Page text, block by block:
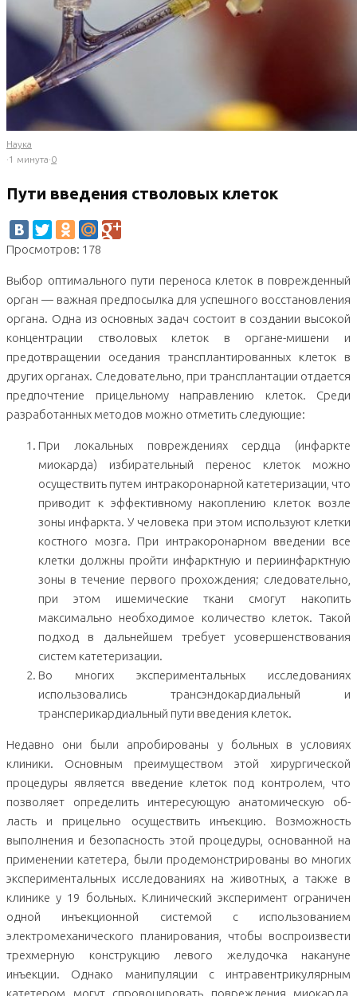
Наука
·1 минута·0
Пути введения стволовых клеток
Просмотров: 178
Выбор оптимального пути переноса клеток в поврежденный
орган — важная предпосылка для успешного восстановления
органа. Одна из основных задач состоит в создании высокой
концентрации стволовых клеток в органе-ми­шени и
предотвращении оседания трансплантированных клеток в
других органах. Следовательно, при трансплантации отдается
предпочтение прицельному на­правлению клеток. Среди
разработанных методов можно отметить следующие:
При локальных повреждениях сердца (инфаркте
миокарда) избирательный перенос клеток можно
осуществить путем интракоронарной катетеризации, что
приводит к эффективному накоплению клеток возле
зоны инфаркта. У человека при этом используют клетки
костного мозга. При интракоронарном введе­нии все
клетки должны пройти инфарктную и периинфарктную
зоны в течение первого прохождения; следовательно,
при этом ишемические ткани смогут нако­пить
максимально необходимое количество клеток. Такой
подход в дальнейшем требует усовершенствования
систем катетеризации.
Во многих экспериментальных исследованиях
использовались трансэндокардиальный и
трансперикардиальный пути введения клеток.
Недавно они были апробированы у больных в условиях
клиники. Ос­новным преимуществом этой хирургической
процедуры является введение кле­ток под контролем, что
позволяет определить интересующую анатомическую об­
ласть и прицельно осуществить инъекцию. Возможность
выполнения и безопас­ность этой процедуры, основанной на
применении катетера, были продемонстри­рованы во многих
экспериментальных исследованиях на животных, а также в
клинике у 19 больных. Клинический эксперимент ограничен
одной инъекцион­ной системой с использованием
электромеханического планирования, чтобы вос­произвести
трехмерную конструкцию левого желудочка накануне
инъекции. Од­нако манипуляции с интравентрикулярным